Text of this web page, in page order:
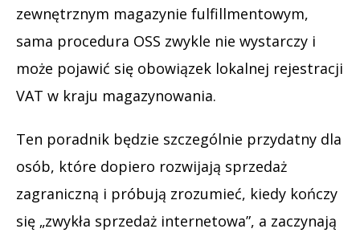
zewnętrznym magazynie fulfillmentowym,
sama procedura OSS zwykle nie wystarczy i
może pojawić się obowiązek lokalnej rejestracji
VAT w kraju magazynowania.
Ten poradnik będzie szczególnie przydatny dla
osób, które dopiero rozwijają sprzedaż
zagraniczną i próbują zrozumieć, kiedy kończy
się „zwykła sprzedaż internetowa”, a zaczynają